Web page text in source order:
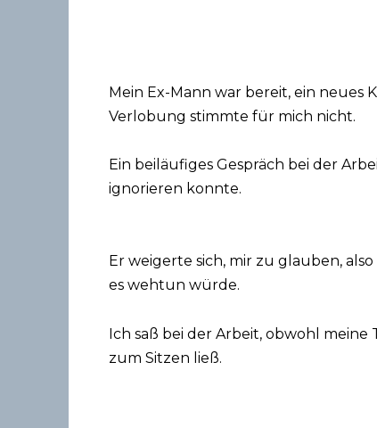
Mein Ex-Mann war bereit, ein neues
Verlobung stimmte für mich nicht.
Ein beiläufiges Gespräch bei der
ignorieren konnte.
Er weigerte sich, mir zu glauben,
es wehtun würde.
Ich saß bei der Arbeit, obwohl
zum Sitzen ließ.